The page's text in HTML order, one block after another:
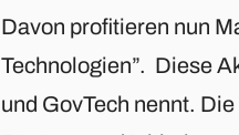
Davon profitieren nun
Technologien”. Diese
und GovTech nennt.